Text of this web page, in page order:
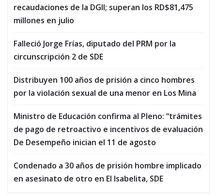
recaudaciones de la DGII; superan los RD$81,475
millones en julio
Falleció Jorge Frías, diputado del PRM por la
circunscripción 2 de SDE
Distribuyen 100 años de prisión a cinco hombres
por la violación sexual de una menor en Los Mina
Ministro de Educación confirma al Pleno: “trámites
de pago de retroactivo e incentivos de evaluación
De Desempeño inician el 11 de agosto
Condenado a 30 años de prisión hombre implicado
en asesinato de otro en El Isabelita, SDE